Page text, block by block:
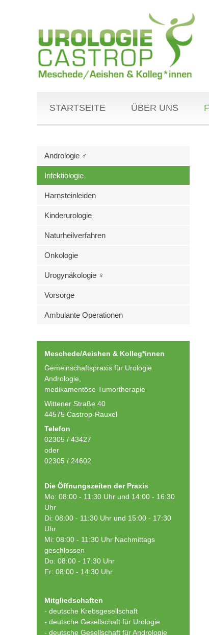
STARTSEITE ÜBER UNS
Andrologie ♂
Infektiologie
Harnsteinleiden
Kinderurologie
Naturheilverfahren
Onkologie
Urogynäkologie ♀
Vorsorge
Ambulante Operationen
Meschede/Aeishen & Kolleg*innen
Gemeinschaftspraxis für Urologie
Andrologie,
medikamentöse Tumortherapie
Wittener Straße 40
44575 Castrop-Rauxel
Telefon
02305 / 43427
oder
02305 / 24602
Die Öffnungszeiten der Praxis
Mo: 08:00 - 11:30 Uhr und 14:00 - 16:30
Uhr
Di: 08:00 - 11:30 Uhr und 15:00 - 17:30
Uhr
Mi: 08:00 - 11:30 Uhr Nachmittags
geschlossen
Do: 08:00 - 17:30 Uhr
Fr: 08:00 - 14:30 Uhr
Mitgliedschaften
- deutsche Krebsgesellschaft
- deutsche Gesellschaft für Urologie
- deutsche Gesellschaft für Andrologie